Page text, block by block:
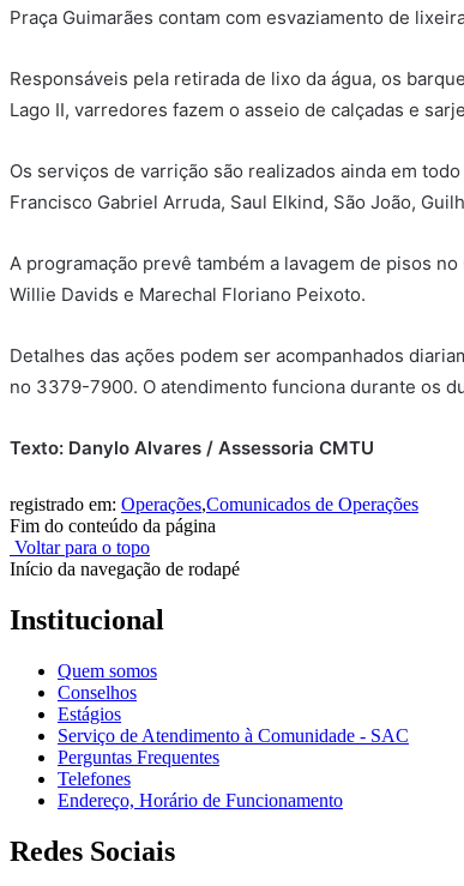
Praça Guimarães contam com esvaziamento de
Responsáveis pela retirada de lixo da água, os
Lago II, varredores fazem o asseio de calçadas e
Os serviços de varrição são realizados ainda em
Francisco Gabriel Arruda, Saul Elkind, São João,
A programação prevê também a lavagem de pisos
Willie Davids e Marechal Floriano Peixoto.
Detalhes das ações podem ser acompanhados
no 3379-7900. O atendimento funciona durante os
Texto: Danylo Alvares / Assessoria CMTU
registrado em: Operações,Comunicados de Operações
Fim do conteúdo da página
Voltar para o topo
Início da navegação de rodapé
Institucional
Quem somos
Conselhos
Estágios
Serviço de Atendimento à Comunidade - SAC
Perguntas Frequentes
Telefones
Endereço, Horário de Funcionamento
Redes Sociais